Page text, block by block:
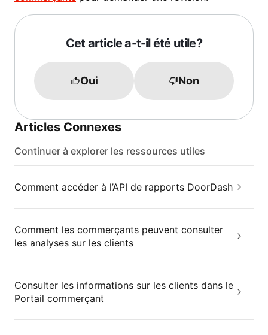
Cet article a-t-il été utile?
Oui Non
Articles Connexes
Continuer à explorer les ressources utiles
Comment accéder à l’API de rapports DoorDash
Comment les commerçants peuvent consulter
les analyses sur les clients
Consulter les informations sur les clients dans le
Portail commerçant